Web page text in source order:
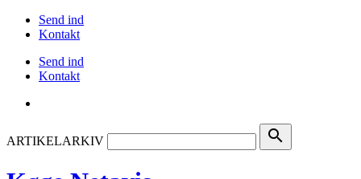
Send ind
Kontakt
Send ind
Kontakt
ARTIKELARKIV search